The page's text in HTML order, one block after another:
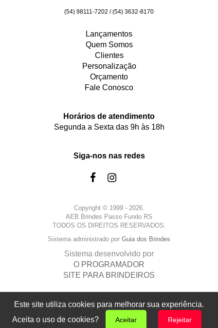
(54) 98111-7202 / (54) 3632-8170
Lançamentos
Quem Somos
Clientes
Personalização
Orçamento
Fale Conosco
Horários de atendimento
Segunda a Sexta das 9h às 18h
Siga-nos nas redes
Copyright © 1999 - 2026.
AEB Brindes Passo Fundo RS
TODOS OS DIREITOS RESERVADOS.
Sistema administrado por Guia dos Brindes
Sistema desenvolvido por
O PROGRAMADOR
SITE PARA BRINDEIROS
Este site utiliza cookies para melhorar sua experiência.
Aceita o uso de cookies?
Aceitar Rejeitar